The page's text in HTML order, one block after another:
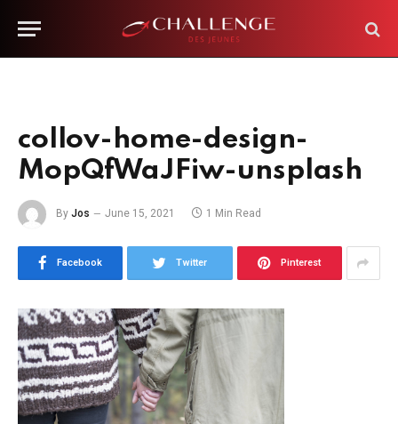
collov-home-design-
MopQfWaJFiw-unsplash
By Jos June 15, 2021 1 Min Read
Facebook Twitter Pinterest